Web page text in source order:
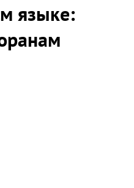
языке: